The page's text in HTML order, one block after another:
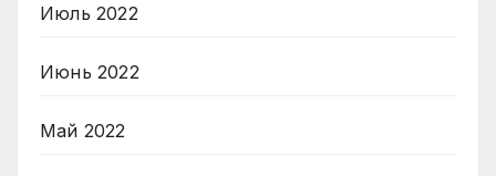
Июль 2022
Июнь 2022
Май 2022